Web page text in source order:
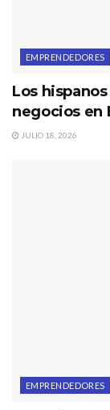
EMPRENDEDORES
Los
negocios en
JULIO 18, 2026
EMPRENDEDORES